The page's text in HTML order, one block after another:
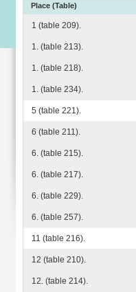
Place (Table)
1 (table 209).
1. (table 213).
1. (table 218).
1. (table 234).
5 (table 221).
6 (table 211).
6. (table 215).
6. (table 217).
6. (table 229).
6. (table 257).
11 (table 216).
12 (table 210).
12. (table 214).